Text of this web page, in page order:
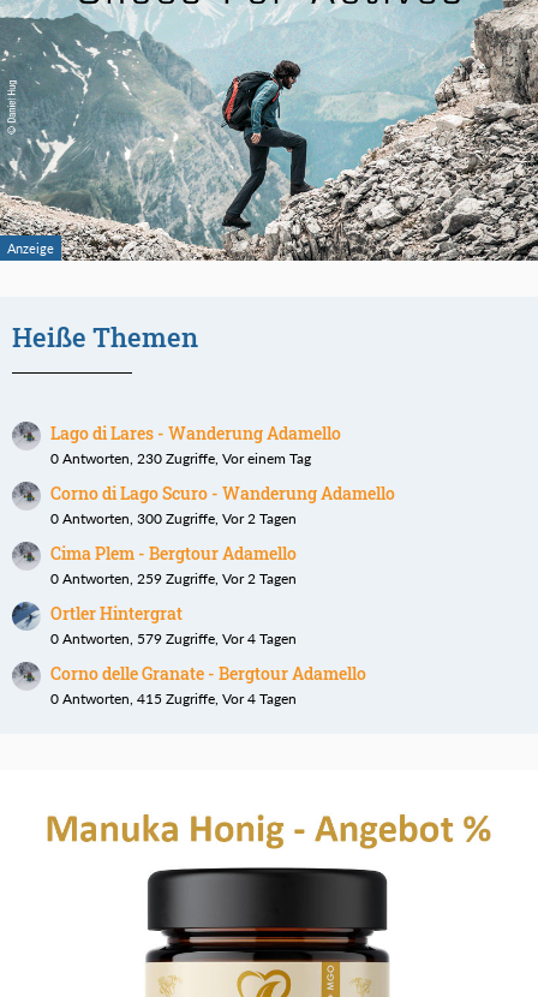
Heiße Themen
Lago di Lares - Wanderung Adamello
0 Antworten, 230 Zugriffe, Vor einem Tag
Corno di Lago Scuro - Wanderung Adamello
0 Antworten, 300 Zugriffe, Vor 2 Tagen
Cima Plem - Bergtour Adamello
0 Antworten, 259 Zugriffe, Vor 2 Tagen
Ortler Hintergrat
0 Antworten, 579 Zugriffe, Vor 4 Tagen
Corno delle Granate - Bergtour Adamello
0 Antworten, 415 Zugriffe, Vor 4 Tagen